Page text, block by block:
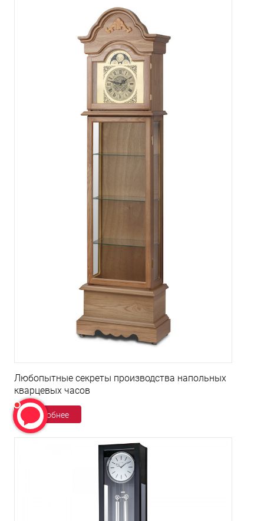
Любопытные секреты производства напольных
кварцевых часов
Подробнее